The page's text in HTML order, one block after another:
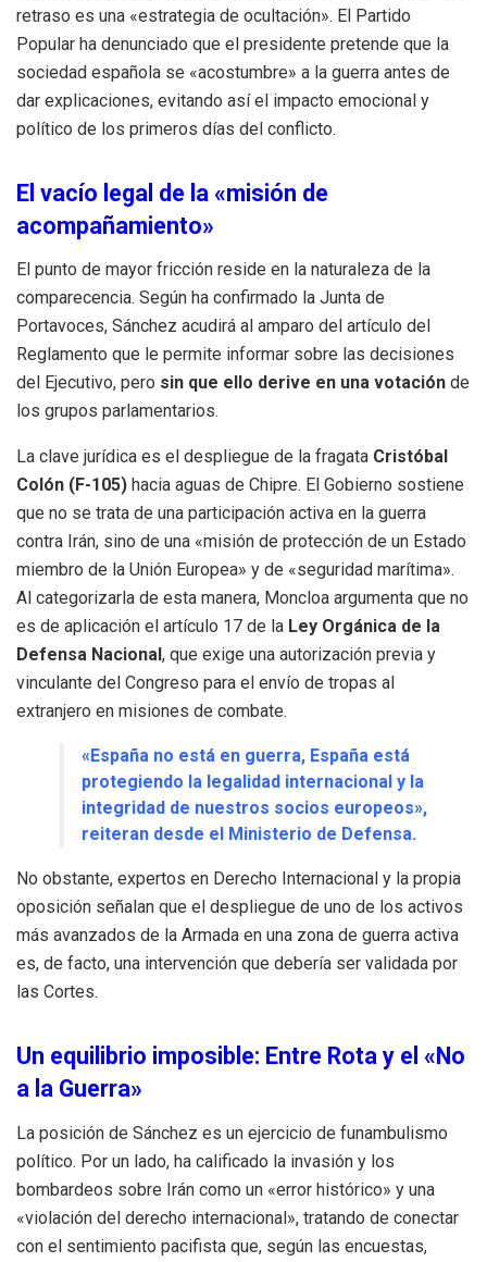
retraso es una «estrategia de ocultación». El Partido
Popular ha denunciado que el presidente pretende que la
sociedad española se «acostumbre» a la guerra antes de
dar explicaciones, evitando así el impacto emocional y
político de los primeros días del conflicto.
El vacío legal de la «misión de
acompañamiento»
El punto de mayor fricción reside en la naturaleza de la
comparecencia. Según ha confirmado la Junta de
Portavoces, Sánchez acudirá al amparo del artículo del
Reglamento que le permite informar sobre las decisiones
del Ejecutivo, pero sin que ello derive en una votación de
los grupos parlamentarios.
La clave jurídica es el despliegue de la fragata Cristóbal
Colón (F-105) hacia aguas de Chipre. El Gobierno sostiene
que no se trata de una participación activa en la guerra
contra Irán, sino de una «misión de protección de un Estado
miembro de la Unión Europea» y de «seguridad marítima».
Al categorizarla de esta manera, Moncloa argumenta que no
es de aplicación el artículo 17 de la Ley Orgánica de la
Defensa Nacional , que exige una autorización previa y
vinculante del Congreso para el envío de tropas al
extranjero en misiones de combate.
«España no está en guerra, España está
protegiendo la legalidad internacional y la
integridad de nuestros socios europeos»,
reiteran desde el Ministerio de Defensa.
No obstante, expertos en Derecho Internacional y la propia
oposición señalan que el despliegue de uno de los activos
más avanzados de la Armada en una zona de guerra activa
es, de facto, una intervención que debería ser validada por
las Cortes.
Un equilibrio imposible: Entre Rota y el «No
a la Guerra»
La posición de Sánchez es un ejercicio de funambulismo
político. Por un lado, ha calificado la invasión y los
bombardeos sobre Irán como un «error histórico» y una
«violación del derecho internacional», tratando de conectar
con el sentimiento pacifista que, según las encuestas,